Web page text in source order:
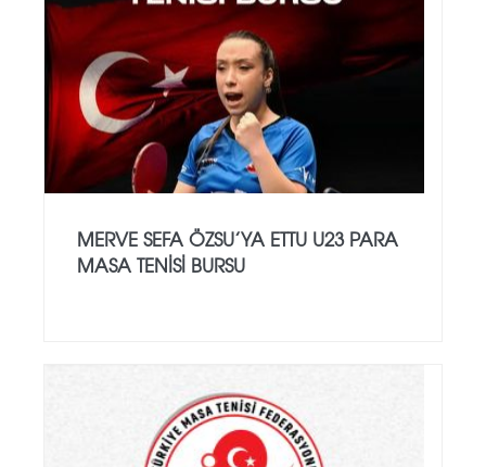
MERVE SEFA ÖZSU’YA ETTU U23 PARA
MASA TENISI BURSU